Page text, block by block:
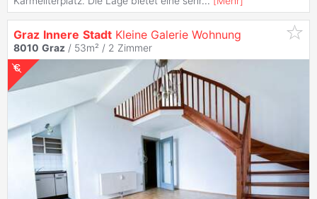
Graz Innere Stadt Kleine Galerie Wohnung
8010 Graz / 53m² / 2 Zimmer